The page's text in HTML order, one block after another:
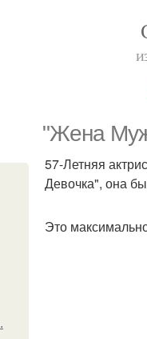
"Жена
57-Летняя
Девочка", она
Это